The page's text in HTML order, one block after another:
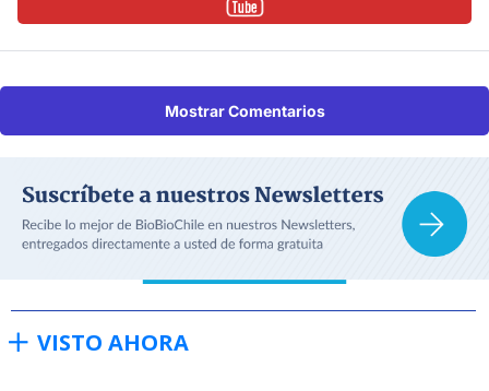
Mostrar Comentarios
VISTO AHORA